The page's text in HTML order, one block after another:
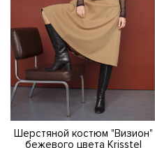
Шерстяной костюм "Визион"
бежевого цвета Krisstel